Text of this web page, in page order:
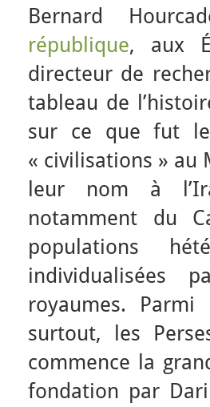
Bernard
république, aux
directeur de
tableau de
sur ce que fut
« civilisations » au
leur nom à
notamment du
populations
individualisées
royaumes.
surtout, les
commence la
fondation par